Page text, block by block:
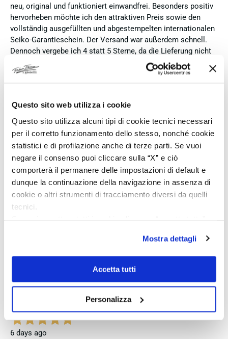
Questo sito web utilizza i cookie
Questo sito utilizza alcuni tipi di cookie tecnici necessari
per il corretto funzionamento dello stesso, nonché cookie
statistici e di profilazione anche di terze parti. Se vuoi
negare il consenso puoi cliccare sulla “X” e ciò
comporterà il permanere delle impostazioni di default e
dunque la continuazione della navigazione in assenza di
cookie o altri strumenti di tracciamento diversi da quelli
tecnici.
Se vuoi saperne di più consulta laprivacy policye la
Mostra dettagli
Accetta tutti
Personalizza
neu, original und funktioniert einwandfrei. Besonders positiv
hervorheben möchte ich den attraktiven Preis sowie den
vollständig ausgefüllten und abgestempelten internationalen
Seiko-Garantieschein. Der Versand war außerdem schnell.
Dennoch vergebe ich 4 statt 5 Sterne, da die Lieferung nicht
meinen Erwartungen an einen autorisierten Seiko-Händler
entsprach. Die Uhr kam ohne die üblichen Schutzfolien am
Präsentationen und Videos kenne (andere Box und anderes
Uhrenkissen), und auch die Seiko-Hangtags mit
Modellinformationen fehlten. Die Uhr selbst ist in neuem
Zustand und weist keine Gebrauchsspuren auf. Dennoch
hätte ich bei einer hochwertigen Uhr dieser Preisklasse
erwartet, dass sie mit der vollständigen Originalpräsentation
geliefert wird. Insgesamt empfehle ich den Händler aufgrund
des guten Preises und der seriösen Abwicklung, hoffe
jedoch, dass bei zukünftigen Bestellungen mehr Wert auf
eine vollständige und originale Präsentation gelegt wird.
6 days ago